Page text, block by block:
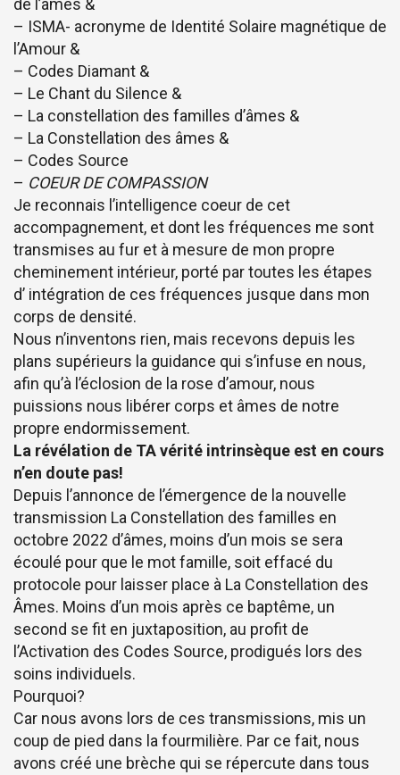
de l’âmes &
– ISMA- acronyme de Identité Solaire magnétique de
l’Amour &
– Codes Diamant &
– Le Chant du Silence &
– La constellation des familles d’âmes &
– La Constellation des âmes &
– Codes Source
– COEUR DE COMPASSION
Je reconnais l’intelligence coeur de cet
accompagnement, et dont les fréquences me sont
transmises au fur et à mesure de mon propre
cheminement intérieur, porté par toutes les étapes
d’ intégration de ces fréquences jusque dans mon
corps de densité.
Nous n’inventons rien, mais recevons depuis les
plans supérieurs la guidance qui s’infuse en nous,
afin qu’à l’éclosion de la rose d’amour, nous
puissions nous libérer corps et âmes de notre
propre endormissement.
La révélation de TA vérité intrinsèque est en cours
n’en doute pas!
Depuis l’annonce de l’émergence de la nouvelle
transmission La Constellation des familles en
octobre 2022 d’âmes, moins d’un mois se sera
écoulé pour que le mot famille, soit effacé du
protocole pour laisser place à La Constellation des
Âmes. Moins d’un mois après ce baptême, un
second se fit en juxtaposition, au profit de
l’Activation des Codes Source, prodigués lors des
soins individuels.
Pourquoi?
Car nous avons lors de ces transmissions, mis un
coup de pied dans la fourmilière. Par ce fait, nous
avons créé une brèche qui se répercute dans tous